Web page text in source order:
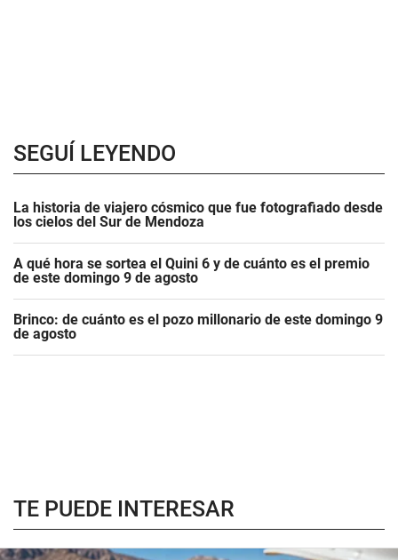
SEGUÍ LEYENDO
La historia de viajero cósmico que fue fotografiado desde
los cielos del Sur de Mendoza
A qué hora se sortea el Quini 6 y de cuánto es el premio
de este domingo 9 de agosto
Brinco: de cuánto es el pozo millonario de este domingo 9
de agosto
TE PUEDE INTERESAR